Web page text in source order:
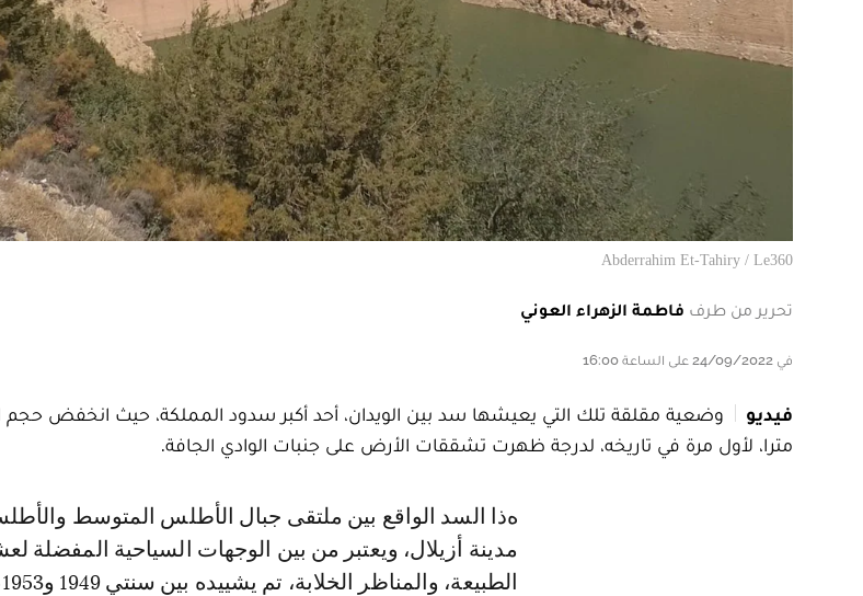
Abderrahim Et-Tahiry / Le360
تحرير من طرف فاطمة الزهراء العوني
في 24/09/2022 على الساعة 16:00
فيديو
مترا، لأول مرة في تاريخه، لدرجة ظهرت تشققات الأرض على جنبات الوادي الجافة.
هذا السد الواقع بين ملتقى جبال الأطلس المتوسط والأطلس الكبير، ضواحي
مدينة أزيلال، ويعتبر من بين الوجهات السياحية المفضلة